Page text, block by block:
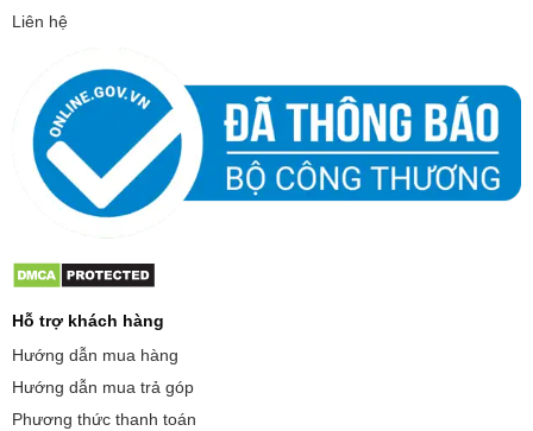
Liên hệ
Hỗ trợ khách hàng
Hướng dẫn mua hàng
Hướng dẫn mua trả góp
Phương thức thanh toán